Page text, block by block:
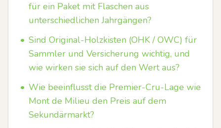
für ein Paket mit Flaschen aus
unterschiedlichen Jahrgängen?
• Sind Original-Holzkisten (OHK / OWC) für
Sammler und Versicherung wichtig, und
wie wirken sie sich auf den Wert aus?
• Wie beeinflusst die Premier-Cru-Lage wie
Mont de Milieu den Preis auf dem
Sekundärmarkt?